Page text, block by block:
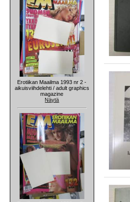
Erotiikan Maailma 1993 nr 2 -
aikuisviihdelehti / adult graphics
magazine
Näytä